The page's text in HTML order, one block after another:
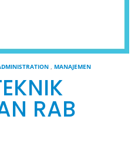
,MANAJEMEN
RAB